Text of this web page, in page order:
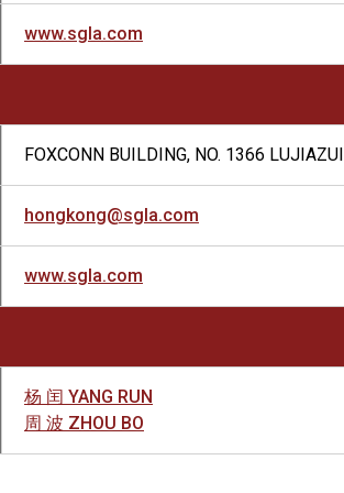
www.sgla.com
FOXCONN BUILDING, NO. 1366
hongkong@sgla.com
www.sgla.com
杨 闰 YANG RUN
周 波 ZHOU BO